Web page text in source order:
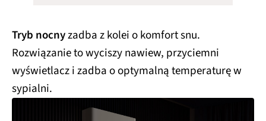
Tryb nocnyzadba z kolei o komfort snu.
Rozwiązanie to wyciszy nawiew, przyciemni
wyświetlacz i zadba o optymalną temperaturę w
sypialni.